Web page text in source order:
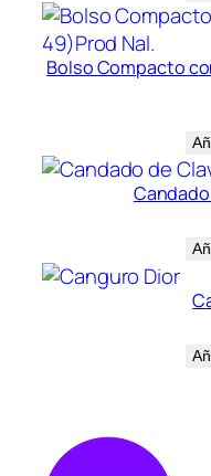
Bolso Compacto